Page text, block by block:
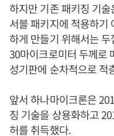
하지만 기존 패키징 기
서블 패키지에 적용하기
하게 만들기 위해서는
30마이크로미터 두께로
성기판에 순차적으로 적
앞서 하나마이크론은
징 기술을 상용화하고
허를 취득했다.